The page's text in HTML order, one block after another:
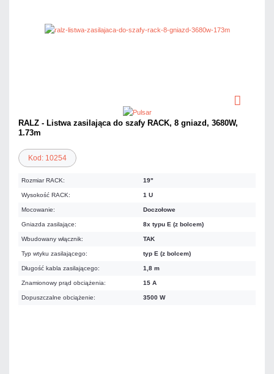
RALZ - Listwa zasilająca do szafy RACK, 8 gniazd, 3680W,
1.73m
Kod: 10254
Rozmiar RACK: 19"
Wysokość RACK: 1 U
Mocowanie: Doczołowe
Gniazda zasilające: 8x typu E (z bolcem)
Wbudowany włącznik: TAK
Typ wtyku zasilającego: typ E (z bolcem)
Długość kabla zasilającego: 1,8 m
Znamionowy prąd obciążenia: 15 A
Dopuszczalne obciążenie: 3500 W